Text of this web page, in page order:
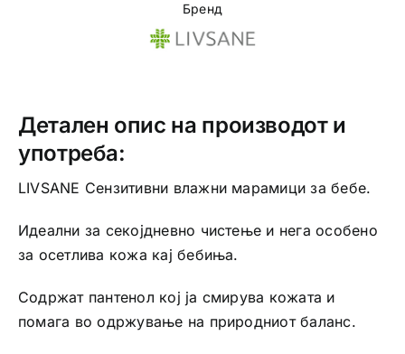
Бренд
Детален опис на производот и
употреба:
LIVSANE Сензитивни влажни марамици за бебе.
Идеални за секојдневно чистење и нега особено
за осетлива кожа кај бебиња.
Содржат пантенол кој ја смирува кожата и
помага во одржување на природниот баланс.